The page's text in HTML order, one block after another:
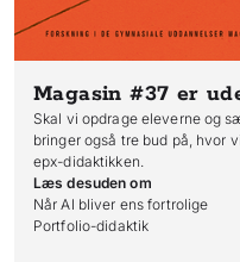
Magasin #37 er
Skal vi opdrage eleverne og
bringer også tre bud på, hvor
epx-didaktikken.
Læs desuden om
Når AI bliver ens fortrolige
Portfolio-didaktik